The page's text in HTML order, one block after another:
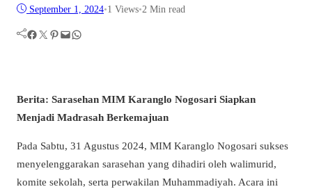
September 1, 2024•1 Views•2 Min read
Facebook Twitter Pinterest Mail WhatsApp
Berita: Sarasehan MIM Karanglo Nogosari Siapkan
Menjadi Madrasah Berkemajuan
Pada Sabtu, 31 Agustus 2024, MIM Karanglo Nogosari sukses
menyelenggarakan sarasehan yang dihadiri oleh walimurid,
komite sekolah, serta perwakilan Muhammadiyah. Acara ini